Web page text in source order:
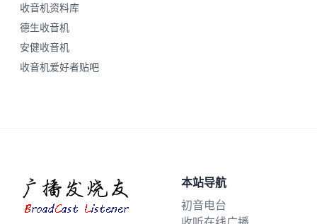
收音机资料库
德生收音机
安健收音机
收音机爱好者贴吧
本站导航
初音电台